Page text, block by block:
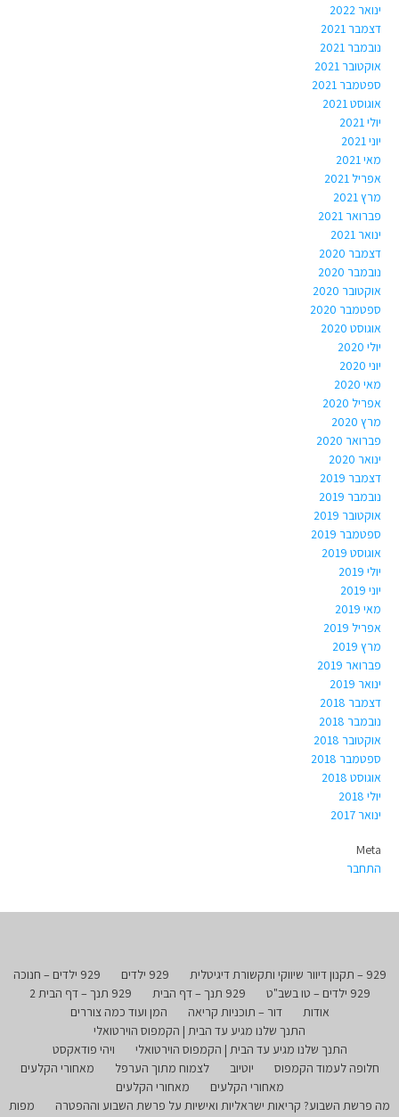
ינואר 2022
דצמבר 2021
נובמבר 2021
אוקטובר 2021
ספטמבר 2021
אוגוסט 2021
יולי 2021
יוני 2021
מאי 2021
אפריל 2021
מרץ 2021
פברואר 2021
ינואר 2021
דצמבר 2020
נובמבר 2020
אוקטובר 2020
ספטמבר 2020
אוגוסט 2020
יולי 2020
יוני 2020
מאי 2020
אפריל 2020
מרץ 2020
פברואר 2020
ינואר 2020
דצמבר 2019
נובמבר 2019
אוקטובר 2019
ספטמבר 2019
אוגוסט 2019
יולי 2019
יוני 2019
מאי 2019
אפריל 2019
מרץ 2019
פברואר 2019
ינואר 2019
דצמבר 2018
נובמבר 2018
אוקטובר 2018
ספטמבר 2018
אוגוסט 2018
יולי 2018
ינואר 2017
Meta
התחבר
929 – תקנון דיוור שיווקי ותקשורת דיגיטלית 929 ילדים
929 ילדים – חנוכה
929 ילדים – טו בשב"ט
929 תנך – דף הבית
929 תנך – דף הבית 2
אודות
דור – תוכניות קריאה
המן ועוד כמה צוררים
התנך שלנו מגיע עד הבית | הקמפוס הוירטואלי
התנך שלנו מגיע עד הבית | הקמפוס הוירטואלי
ויהי פודאקסט
חלופה לעמוד הקמפוס
יוטיוב לצמוח מתוך הערפל
מאחורי הקלעים
מאחורי הקלעים
מאחורי הקלעים
מה פרשת השבוע? קריאות ישראליות ואישיות על פרשת השבוע וההפטרה
מפות